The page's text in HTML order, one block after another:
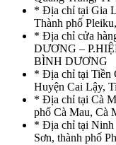
* Địa chỉ tại Gia
Thành phố
* Địa chỉ cửa
DƯƠNG –
BÌNH DƯƠNG
* Địa chỉ tại Tiền
Huyện Cai Lậy,
* Địa chỉ tại Cà
phố Cà Mau, Cà
* Địa chỉ tại Ninh
Sơn, thành phố